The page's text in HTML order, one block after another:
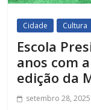
Cidade Cultura
Escola
anos com
edição da
setembro 28, 2025